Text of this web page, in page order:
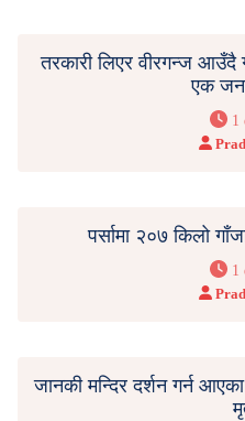
तरकारी लिएर वीरगन्ज आउँदै
एक
1
पर्सामा २०७ किलो
1
जानकी मन्दिर दर्शन गर्न